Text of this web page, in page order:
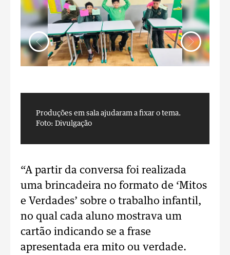
Produções em sala ajudaram a fixar o tema.
Foto: Divulgação
“A partir da conversa foi realizada
uma brincadeira no formato de ‘Mitos
e Verdades’ sobre o trabalho infantil,
no qual cada aluno mostrava um
cartão indicando se a frase
apresentada era mito ou verdade.